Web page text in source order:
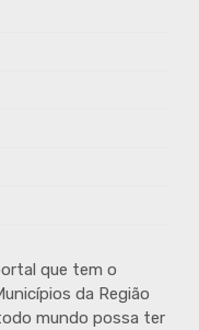
que tem o
da Região
mundo possa ter